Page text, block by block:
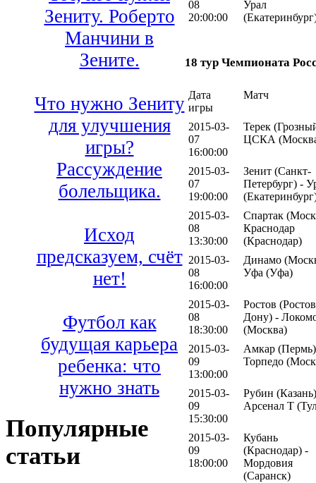
Зениту. Роберто
Манчини в
Зените.
Что нужно Зениту
для улучшения
игры?
Рассуждение
болельщика.
Исход
предсказуем, счёт
нет!
Футбол как
будущая карьера
ребенка: что
нужно знать
Популярные
статьи
08
20:00:00
Урал
18 тур Чемпионата
Дата
игры
Матч
2015-03-
07
16:00:00
Терек
ЦСКА
2015-03-
07
19:00:00
Зенит (Санкт-
Петербург) -
2015-03-
08
13:30:00
Спартак
Краснодар
(Краснодар)
2015-03-
08
16:00:00
Динамо
Уфа (Уфа)
2015-03-
08
18:30:00
Ростов
Дону) -
(Москва)
2015-03-
09
13:00:00
Амкар
Торпедо
2015-03-
09
15:30:00
Рубин
Арсенал Т
2015-03-
09
18:00:00
Кубань
(Краснодар) -
Мордовия
(Саранск)